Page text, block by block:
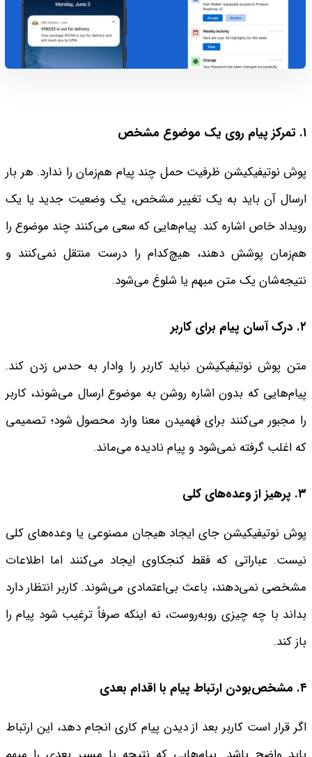
۱. تمرکز پیام روی یک موضوع مشخص
پوش نوتیفیکیشن ظرفیت حمل چند پیام هم‌زمان را ندارد. هر بار
ارسال آن باید به یک تغییر مشخص، یک وضعیت جدید یا یک
رویداد خاص اشاره کند. پیام‌هایی که سعی می‌کنند چند موضوع را
هم‌زمان پوشش دهند، هیچ‌کدام را درست منتقل نمی‌کنند و
نتیجه‌شان یک متن مبهم یا شلوغ می‌شود.
۲. درک آسان پیام برای کاربر
متن پوش نوتیفیکیشن نباید کاربر را وادار به حدس زدن کند.
پیام‌هایی که بدون اشاره روشن به موضوع ارسال می‌شوند، کاربر
را مجبور می‌کنند برای فهمیدن معنا وارد محصول شود؛ تصمیمی
که اغلب گرفته نمی‌شود و پیام نادیده می‌ماند.
۳. پرهیز از وعده‌های کلی
پوش نوتیفیکیشن جای ایجاد هیجان مصنوعی یا وعده‌های کلی
نیست. عباراتی که فقط کنجکاوی ایجاد می‌کنند اما اطلاعات
مشخصی نمی‌دهند، باعث بی‌اعتمادی می‌شوند. کاربر انتظار دارد
بداند با چه چیزی روبه‌روست، نه اینکه صرفاً ترغیب شود پیام را
باز کند.
۴. مشخص‌بودن ارتباط پیام با اقدام بعدی
اگر قرار است کاربر بعد از دیدن پیام کاری انجام دهد، این ارتباط